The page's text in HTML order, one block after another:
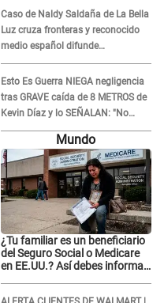
corazón está roto..."
Caso de Naldy Saldaña de La Bella
Luz cruza fronteras y reconocido
medio español difunde
INDIGNANTE video: "Un hombre
semicalvo que le dobla la edad"
Esto Es Guerra NIEGA negligencia
tras GRAVE caída de 8 METROS de
Kevin Díaz y lo SEÑALAN: "No
adoptó la postura correcta"
Mundo
¿Tu familiar es un beneficiario
del Seguro Social o Medicare
en EE.UU.? Así debes informar